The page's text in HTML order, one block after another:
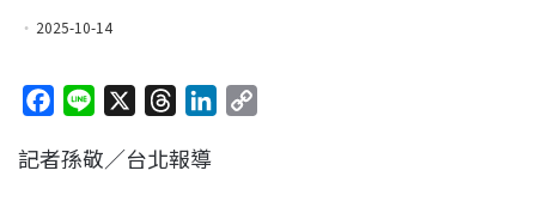
2025-10-14
c
n
r
記者孫敬／台北報導